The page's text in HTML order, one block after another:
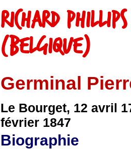
Richard
(Belgique)
Germinal
Le Bourget, 12 avril
février 1847
Biographie